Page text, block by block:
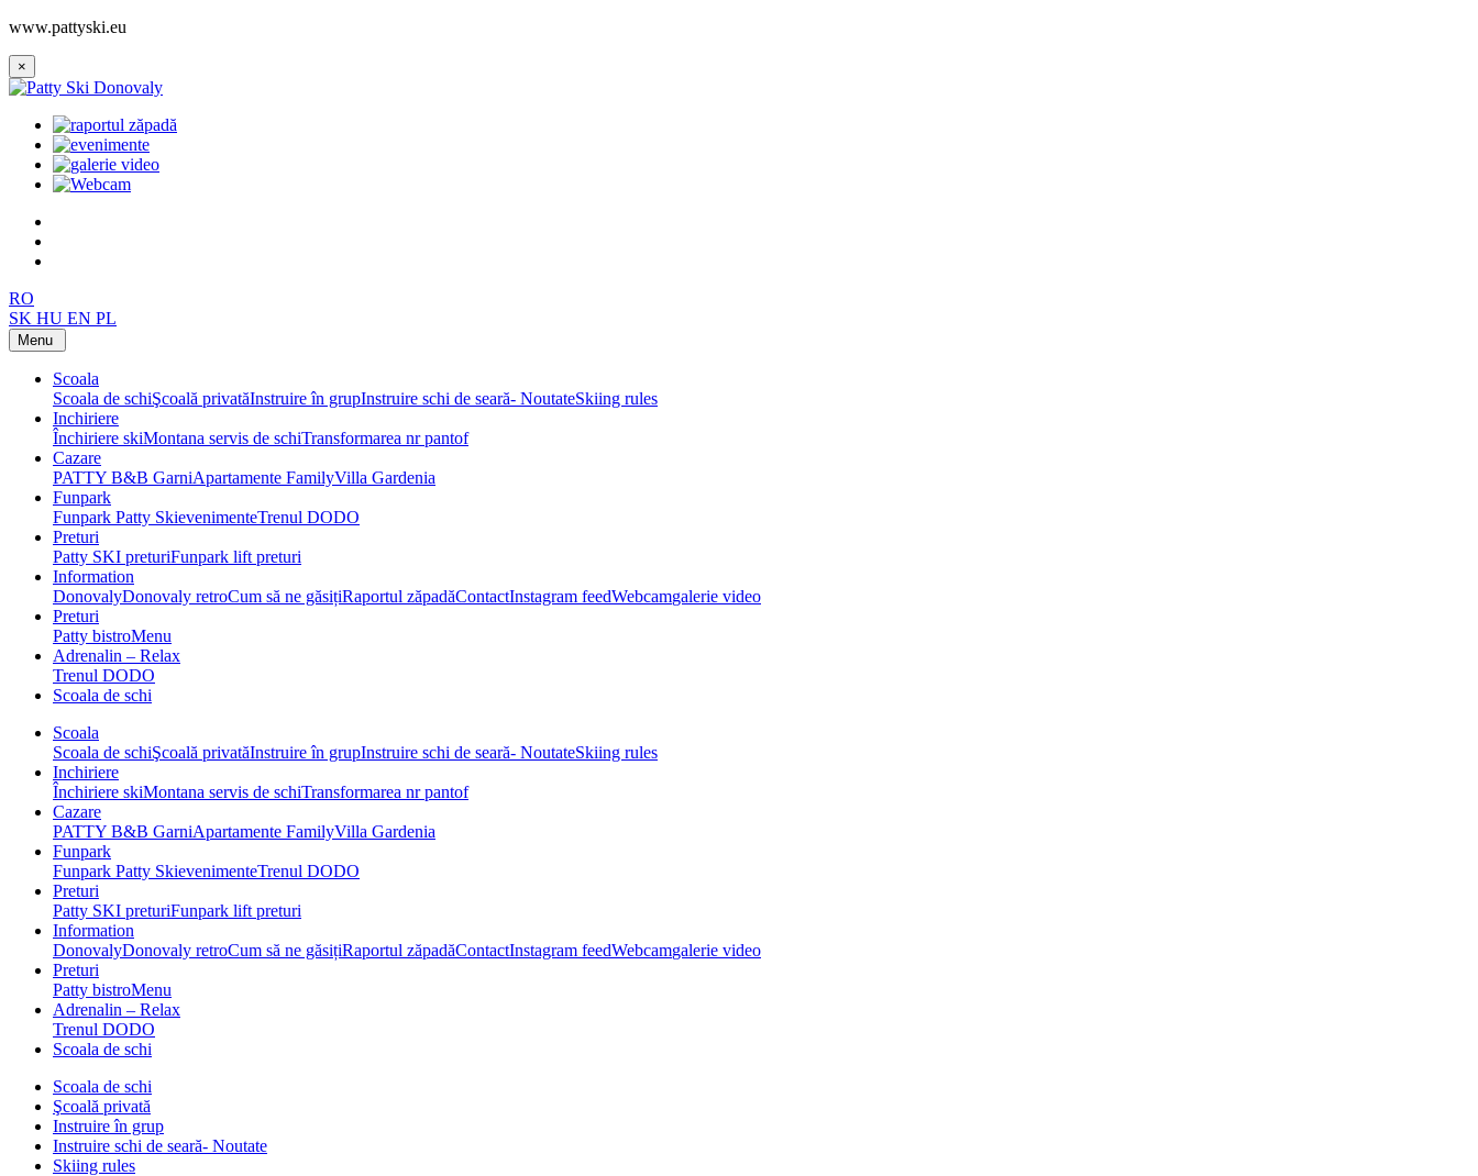
www.pattyski.eu
×
RO
SK HU EN PL
Menu
Scoala
Scoala de schiŞcoală privatăInstruire în grupInstruire schi de seară- NoutateSkiing rules
Inchiriere
Închiriere skiMontana servis de schiTransformarea nr pantof
Cazare
PATTY B&B GarniApartamente FamilyVilla Gardenia
Funpark
Funpark Patty SkievenimenteTrenul DODO
Preturi
Patty SKI preturiFunpark lift preturi
Information
DonovalyDonovaly retroCum să ne găsițiRaportul zăpadăContactInstagram feedWebcamgalerie video
Preturi
Patty bistroMenu
Adrenalin – Relax
Trenul DODO
Scoala de schi
Scoala
Scoala de schiŞcoală privatăInstruire în grupInstruire schi de seară- NoutateSkiing rules
Inchiriere
Închiriere skiMontana servis de schiTransformarea nr pantof
Cazare
PATTY B&B GarniApartamente FamilyVilla Gardenia
Funpark
Funpark Patty SkievenimenteTrenul DODO
Preturi
Patty SKI preturiFunpark lift preturi
Information
DonovalyDonovaly retroCum să ne găsițiRaportul zăpadăContactInstagram feedWebcamgalerie video
Preturi
Patty bistroMenu
Adrenalin – Relax
Trenul DODO
Scoala de schi
Scoala de schi
Şcoală privată
Instruire în grup
Instruire schi de seară- Noutate
Skiing rules